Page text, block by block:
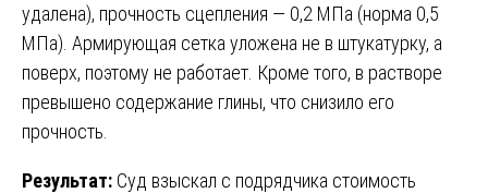
удалена), прочность сцепления — 0,2 МПа (норма 0,5
МПа). Армирующая сетка уложена не в штукатурку, а
поверх, поэтому не работает. Кроме того, в растворе
превышено содержание глины, что снизило его
прочность.
Результат: Суд взыскал с подрядчика стоимость